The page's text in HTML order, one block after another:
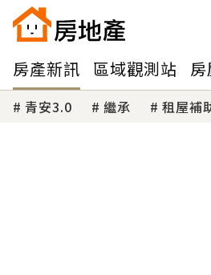
房產新訊 區域觀測站
青安3.0 繼承 租屋補